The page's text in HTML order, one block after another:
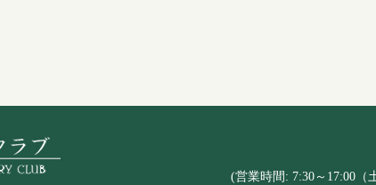
(営業時間: 7:30～17:00